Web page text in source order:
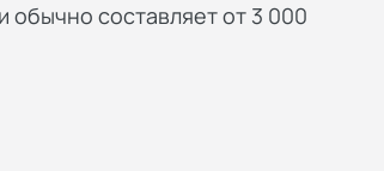
обычно составляет от 3 000